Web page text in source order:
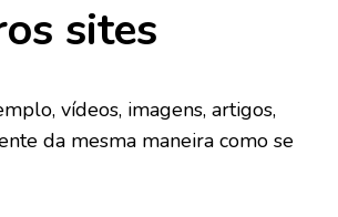
sites
vídeos, imagens, artigos,
da mesma maneira como se